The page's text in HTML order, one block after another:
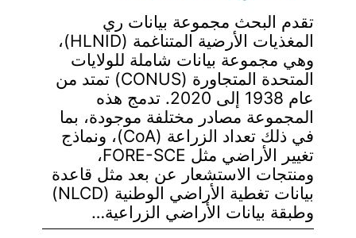
تقدم البحث مجموعة بيانات ري
المغذيات الأرضية المتناغمة (HLNID)،
وهي مجموعة بيانات شاملة للولايات
المتحدة المتجاورة (CONUS) تمتد من
عام 1938 إلى 2020. تدمج هذه
المجموعة مصادر مختلفة موجودة، بما
في ذلك تعداد الزراعة (CoA)، ونماذج
تغيير الأراضي مثل FORE-SCE،
ومنتجات الاستشعار عن بعد مثل قاعدة
بيانات تغطية الأراضي الوطنية (NLCD)
وطبقة بيانات الأراضي الزراعية…